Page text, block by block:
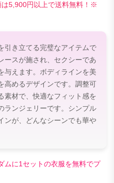
5,900円以上で送料無料！※
引き立てる完璧なアイテムで
ースが施され、セクシーであ
与えます。ボディラインを美
高めるデザインです。調整可
素材で、快適なフィット感を
ランジェリーです。シンプル
ンが、どんなシーンでも華や
に1セットの衣服を無料でプ